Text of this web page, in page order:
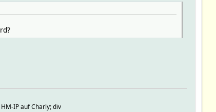
HM-IP auf Charly; div